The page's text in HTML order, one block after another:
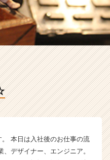
本日は入社後のお仕事の流
デザイナー、エンジニア。